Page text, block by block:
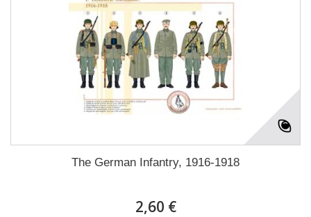
The German Infantry, 1916-1918
2,60 €